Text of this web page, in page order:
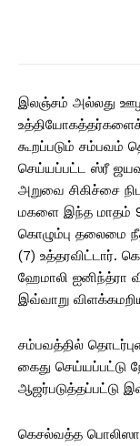
இலஞ்சம் அல்லது
கூறப்படும் சம்பவம்
செய்யப்பட்ட ஸ்ரீ
அறுவை சிகிச்சை
மகளை இந்த மாதம்
கொழும்பு தலைமை
(7) உத்தரவிட்டார்.
ஹேமாலி
இவ்வாறு
சம்பவத்தில்
கைது செய்யப்பட்டு
ஆஜர்படுத்தப்பட்டு
கெசல்வத்த